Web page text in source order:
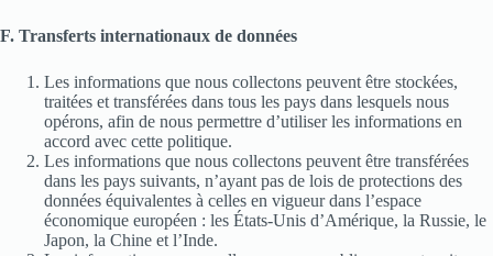
F. Transferts internationaux de données
Les informations que nous collectons peuvent être stockées,
traitées et transférées dans tous les pays dans lesquels nous
opérons, afin de nous permettre d’utiliser les informations en
accord avec cette politique.
Les informations que nous collectons peuvent être transférées
dans les pays suivants, n’ayant pas de lois de protections des
données équivalentes à celles en vigueur dans l’espace
économique européen : les États-Unis d’Amérique, la Russie, le
Japon, la Chine et l’Inde.